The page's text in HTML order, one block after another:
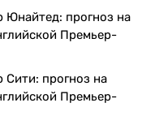
Юнайтед: прогноз на
Премьер-
Сити: прогноз на
Премьер-